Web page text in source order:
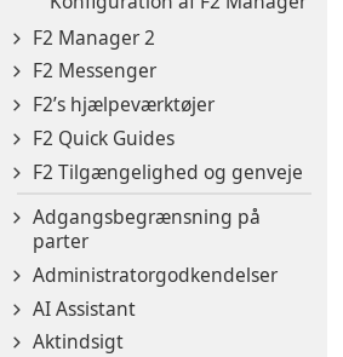
F2 Manager 2
F2 Messenger
F2’s hjælpeværktøjer
F2 Quick Guides
F2 Tilgængelighed og genveje
Adgangsbegrænsning på
parter
Administratorgodkendelser
AI Assistant
Aktindsigt